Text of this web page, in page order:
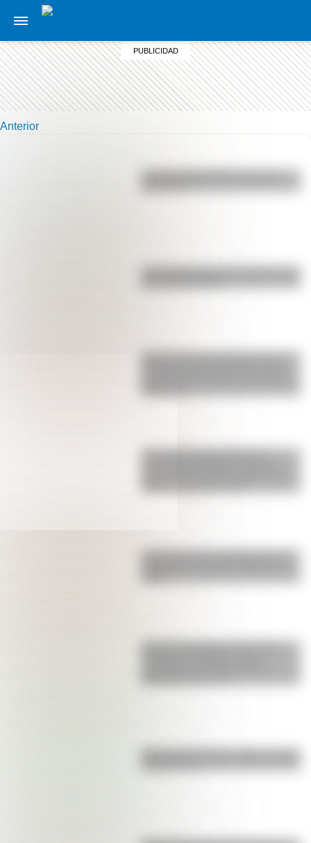
Anterior
Las 12 máximas de San Martín para
Juana Azurduy y María Remedios
17 de agosto para docentes:
primer y segundo ciclo
La historia de su Independencia:
1991?
Así era la Autopista 25 de Mayo